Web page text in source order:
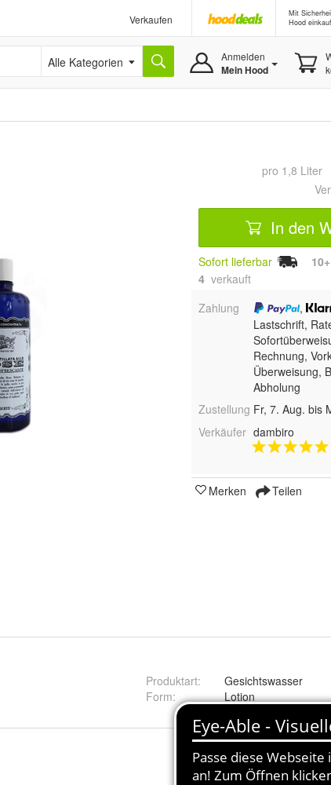
Verkaufen
Mit
Hood
Alle Kategorien Anmelden
Mein Hood
pro 1,8 Liter
In den
Sofort lieferbar 10+
4 verkauft
Zahlung
,
Lastschrift,
Rechnung,
Überweisung,
Abholung
Zustellung Fr, 7. Aug. bis
Verkäufer dambiro
Merken Teilen
Produktart:
Gesichtswasser
Form: Lotion